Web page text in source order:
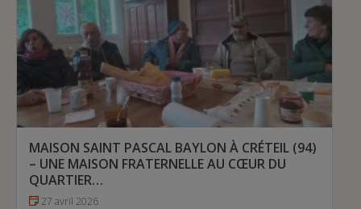
MAISON SAINT PASCAL BAYLON À CRÉTEIL (94)
– UNE MAISON FRATERNELLE AU CŒUR DU
QUARTIER…
27 avril 2026